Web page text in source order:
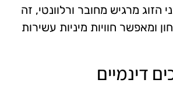
מרגיש מחובר ורלוונטי, זה
ומאפשר חוויות מיניות עשירות
דינמיים